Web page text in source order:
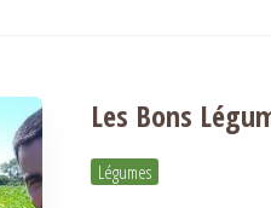
Les Bons
Légumes